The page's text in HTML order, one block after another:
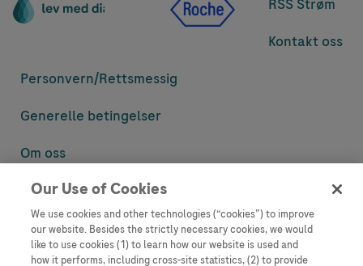
RSS Strøm
Kontakt oss
Personvern/Rettsmessig
Generelle betingelser
Om oss
Denne nettsiden inneholder informasjon som er målsatt til en stor
informasjon som ellers ikke er tilgjengelig eller gyldig i ditt land.
Vennligst vær oppmerksom på at vi ikke tar noe ansvar for tilgang til
informasjon som muligens ikke er i samsvar med noen gyldig juridisk
Our Use of Cookies
We use cookies and other technologies (“cookies”) to improve
our website. Besides the strictly necessary cookies, we would
like to use cookies (1) to learn how our website is used and
how it performs, including cross-site statistics, (2) to provide